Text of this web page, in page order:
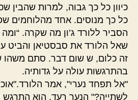
כיוון כל כך גבוה, למרות שהבין
כל כך מנוסים. אחד מהלוחמים
הסביר ללורד ג’ון מה שקרה.
שאל הלורד את סבסטיאן והביט
זה כלום, ש שום דבר. סתם משהו
בהתרגשות עולה על גדותיה.
"אל תפחד נערי", אמר
לשתייה?" הנער רעד, הוא התרגש